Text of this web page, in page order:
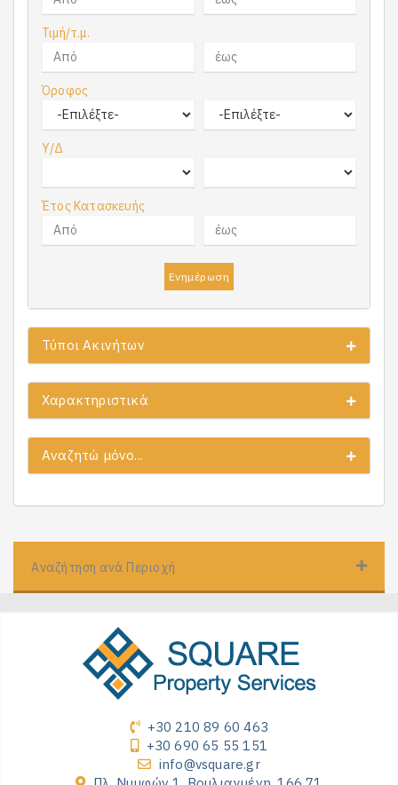
Τιμή/τ.μ.
Όροφος
Υ/Δ
Έτος Κατασκευής
Ενημέρωση
Τύποι Ακινήτων
Χαρακτηριστικά
Αναζητώ μόνο...
Αναζήτηση ανά Περιοχή
+30 210 89 60 463
+30 690 65 55 151
info@vsquare.gr